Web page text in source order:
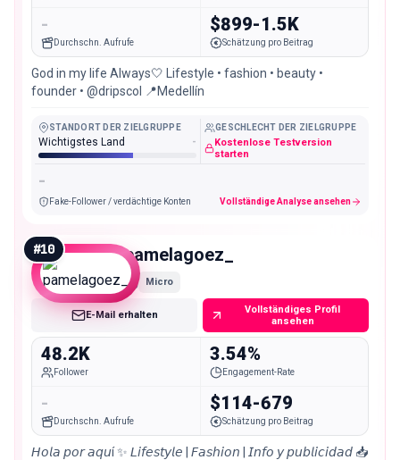
-
Durchschn. Aufrufe
$899-1.5K
Schätzung pro Beitrag
God in my life Always🤍 Lifestyle • fashion • beauty •
founder • @dripscol 📍Medellín
STANDORT DER ZIELGRUPPE
Wichtigstes Land -
GESCHLECHT DER ZIELGRUPPE
Kostenlose Testversion
starten
-
Fake-Follower / verdächtige Konten Vollständige Analyse ansehen
#10 pamelagoez_
Micro
E-Mail erhalten
Vollständiges Profil
ansehen
48.2K
Follower
3.54%
Engagement-Rate
-
Durchschn. Aufrufe
$114-679
Schätzung pro Beitrag
𝘏𝘰𝘭𝘢 𝘱𝘰𝘳 𝘢𝘲𝘶í ✨ 𝘓𝘪𝘧𝘦𝘴𝘵𝘺𝘭𝘦 | 𝘍𝘢𝘴𝘩𝘪𝘰𝘯 | 𝘐𝘯𝘧𝘰 𝘺 𝘱𝘶𝘣𝘭𝘪𝘤𝘪𝘥𝘢𝘥 📥